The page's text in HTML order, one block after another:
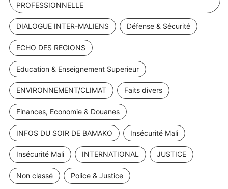
PROFESSIONNELLE
DIALOGUE INTER-MALIENS Défense & Sécurité
ECHO DES REGIONS
Education & Enseignement Superieur
ENVIRONNEMENT/CLIMAT Faits divers
Finances, Economie & Douanes
INFOS DU SOIR DE BAMAKO Insécurité Mali
Insécurité Mali INTERNATIONAL JUSTICE
Non classé Police & Justice